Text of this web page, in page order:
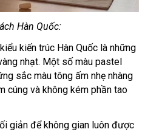
Hàn Quốc:
kiến trúc Hàn Quốc là những
nhạt. Một số màu pastel
sắc màu tông ấm nhẹ nhàng
cúng và không kém phần tao
giản để không gian luôn được